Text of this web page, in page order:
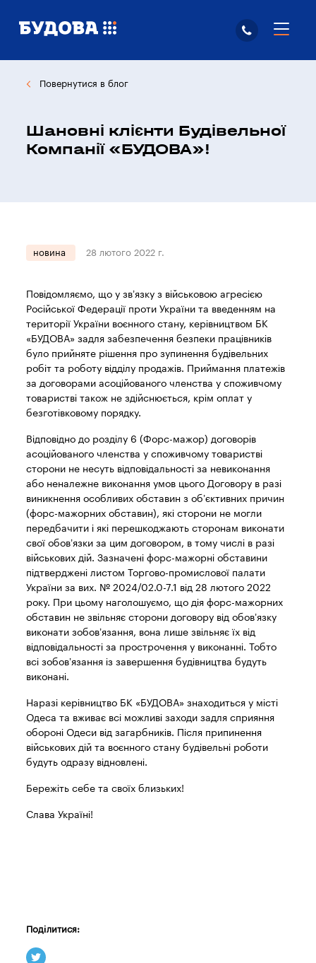
Повернутися в блог
Шановні клієнти Будівельної
Компанії «БУДОВА»!
новина 28 лютого 2022 г.
Повідомляємо, що у зв’язку з військовою агресією
Російської Федерації проти України та введенням на
території України воєнного стану, керівництвом БК
«БУДОВА» задля забезпечення безпеки працівників
було прийняте рішення про зупинення будівельних
робіт та роботу відділу продажів. Приймання платежів
за договорами асоційованого членства у споживчому
товаристві також не здійснюється, крім оплат у
безготівковому порядку.
Відповідно до розділу 6 (Форс-мажор) договорів
асоційованого членства у споживчому товаристві
сторони не несуть відповідальності за невиконання
або неналежне виконання умов цього Договору в разі
виникнення особливих обставин з об’єктивних причин
(форс-мажорних обставин), які сторони не могли
передбачити і які перешкоджають сторонам виконати
свої обов’язки за цим договором, в тому числі в разі
військових дій. Зазначені форс-мажорні обставини
підтверджені листом Торгово-промислової палати
України за вих. № 2024/02.0-7.1 від 28 лютого 2022
року. При цьому наголошуємо, що дія форс-мажорних
обставин не звільняє сторони договору від обов’язку
виконати зобов’язання, вона лише звільняє їх від
відповідальності за прострочення у виконанні. Тобто
всі зобов’язання із завершення будівництва будуть
виконані.
Наразі керівництво БК «БУДОВА» знаходиться у місті
Одеса та вживає всі можливі заходи задля сприяння
обороні Одеси від загарбників. Після припинення
військових дій та воєнного стану будівельні роботи
будуть одразу відновлені.
Бережіть себе та своїх близьких!
Слава Україні!
Поділитися: